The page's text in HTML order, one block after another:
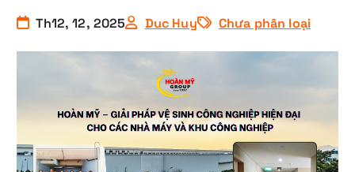
Th12, 12, 2025 Duc Huy Chưa phân loại